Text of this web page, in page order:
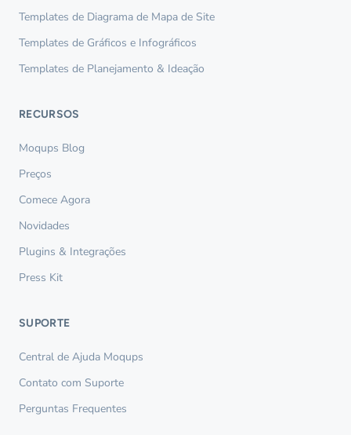
Templates de Diagrama de Mapa de Site
Templates de Gráficos e Infográficos
Templates de Planejamento & Ideação
RECURSOS
Moqups Blog
Preços
Comece Agora
Novidades
Plugins & Integrações
Press Kit
SUPORTE
Central de Ajuda Moqups
Contato com Suporte
Perguntas Frequentes